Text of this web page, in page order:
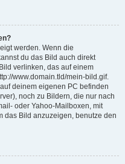
werden. Wenn die
du das Bild auch direkt
verlinken, das auf einem
www.domain.tld/mein-bild.gif.
deinem eigenen PC befinden
noch zu Bildern, die nur nach
oder Yahoo-Mailboxen, mit
das Bild anzuzeigen, benutze den